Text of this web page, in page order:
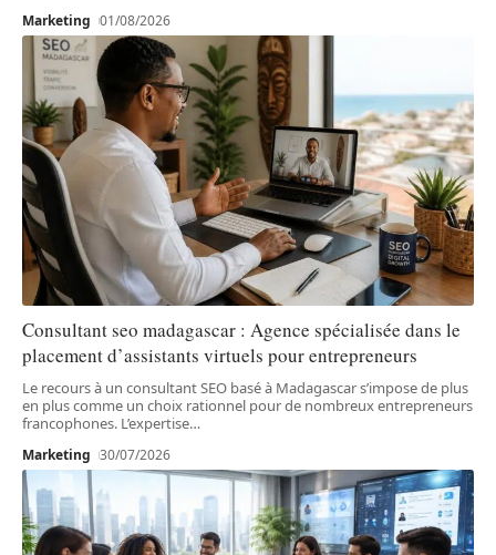
Marketing 01/08/2026
Consultant seo madagascar : Agence spécialisée dans le
placement d’assistants virtuels pour entrepreneurs
Le recours à un consultant SEO basé à Madagascar s’impose de plus
en plus comme un choix rationnel pour de nombreux entrepreneurs
francophones. L’expertise…
Marketing 30/07/2026